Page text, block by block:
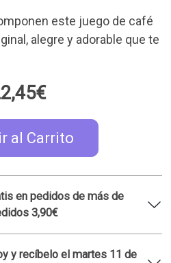
este juego de café
alegre y adorable que te
al Carrito
en pedidos de más de
3,90€
y recíbelo el martes 11 de